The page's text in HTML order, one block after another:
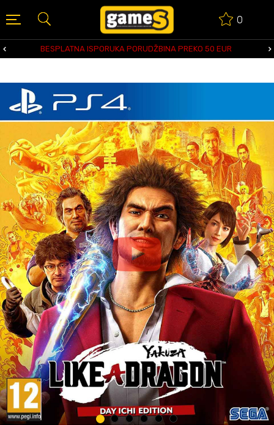
0
BESPLATNA ISPORUKA PORUDŽBINA PREKO 50 EUR
1 2 3 4 5 6